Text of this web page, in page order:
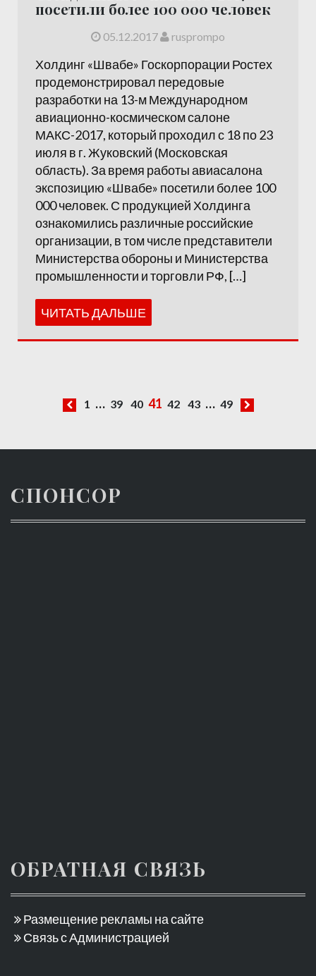
посетили более 100 000 человек
05.12.2017 rusprompo
Холдинг «Швабе» Госкорпорации Ростех
продемонстрировал передовые
разработки на 13-м Международном
авиационно-космическом салоне
МАКС-2017, который проходил с 18 по 23
июля в г. Жуковский (Московская
область). За время работы авиасалона
экспозицию «Швабе» посетили более 100
000 человек. С продукцией Холдинга
ознакомились различные российские
организации, в том числе представители
Министерства обороны и Министерства
промышленности и торговли РФ, […]
ЧИТАТЬ ДАЛЬШЕ
Навигация
по
1 … 39 40 41 42 43 … 49
СПОНСОР
ОБРАТНАЯ СВЯЗЬ
Размещение рекламы на сайте
Связь с Администрацией